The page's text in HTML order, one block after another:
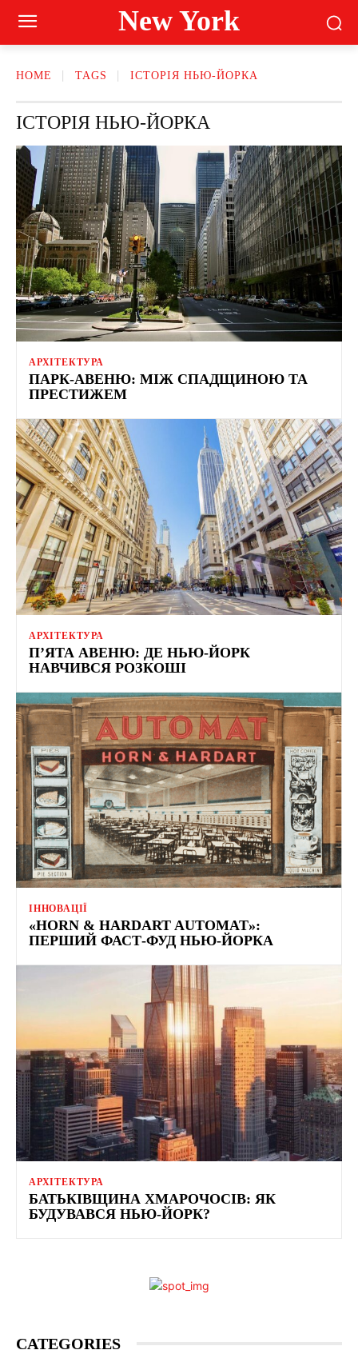
New York
HOME TAGS ІСТОРІЯ НЬЮ-ЙОРКА
ІСТОРІЯ НЬЮ-ЙОРКА
АРХІТЕКТУРА
ПАРК-АВЕНЮ: МІЖ СПАДЩИНОЮ ТА
ПРЕСТИЖЕМ
АРХІТЕКТУРА
П’ЯТА АВЕНЮ: ДЕ НЬЮ-ЙОРК
НАВЧИВСЯ РОЗКОШІ
ІННОВАЦІЇ
«HORN & HARDART AUTOMAT»:
ПЕРШИЙ ФАСТ-ФУД НЬЮ-ЙОРКА
АРХІТЕКТУРА
БАТЬКІВЩИНА ХМАРОЧОСІВ: ЯК
БУДУВАВСЯ НЬЮ-ЙОРК?
CATEGORIES